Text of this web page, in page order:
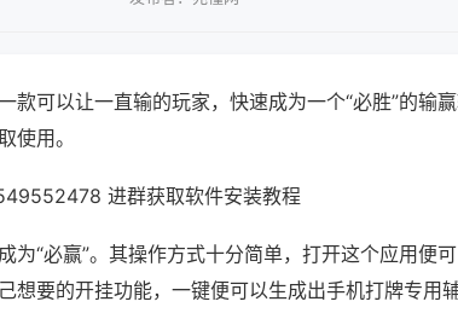
款可以让一直输的玩家，快速成为一个“必胜”的输
使用。
进群获取软件安装教程
为“必赢”。其操作方式十分简单，打开这个应用便
想要的开挂功能，一键便可以生成出手机打牌专用